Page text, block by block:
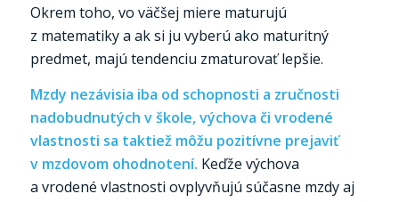
Okrem toho, vo väčšej miere maturujú
z matematiky a ak si ju vyberú ako maturitný
predmet, majú tendenciu zmaturovať lepšie.
Mzdy nezávisia iba od schopnosti a zručnosti
nadobudnutých v škole, výchova či vrodené
vlastnosti sa taktiež môžu pozitívne prejaviť
v mzdovom ohodnotení. Keďže výchova
a vrodené vlastnosti ovplyvňujú súčasne mzdy aj